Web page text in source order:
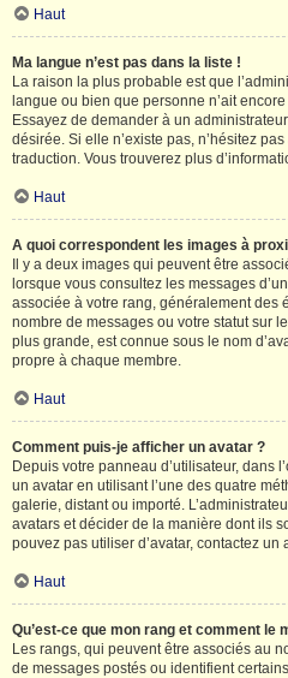
Haut
Ma langue n’est pas dans la liste !
La raison la plus probable est que
langue ou bien que personne n’ait
Essayez de demander à un
désirée. Si elle n’existe pas, n’hésitez
traduction. Vous trouverez plus
Haut
A quoi correspondent les images à
Il y a deux images qui peuvent être
lorsque vous consultez les messages
associée à votre rang, généralement des
nombre de messages ou votre statut sur
plus grande, est connue sous le nom
propre à chaque membre.
Haut
Comment puis-je afficher un avatar ?
Depuis votre panneau d’utilisateur, dans
un avatar en utilisant l’une des quatre
galerie, distant ou importé.
avatars et décider de la manière dont ils
pouvez pas utiliser d’avatar, contactez un
Haut
Qu’est-ce que mon rang et comment le
Les rangs, qui peuvent être associés au
de messages postés ou identifient